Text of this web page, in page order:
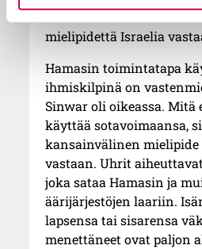
mielipidettä Israelia
Hamasin toimintatapa
ihmiskilpinä on
Sinwar oli oikeassa. Mitä
käyttää sotavoimaansa,
kansainvälinen
vastaan. Uhrit
joka sataa Hamasin ja
äärijärjestöjen laariin.
lapsensa tai sisarensa
menettäneet ovat paljon